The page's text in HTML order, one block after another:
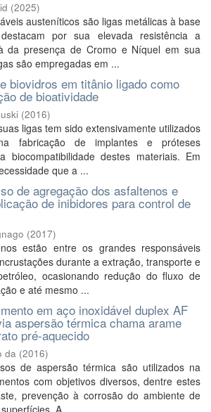
(2025)
austeníticos são ligas metálicas à base
por sua elevada resistência a
da presença de Cromo e Níquel em sua
são empregadas em ...
biovidros em titânio ligado como
de bioatividade
(2016)
ligas tem sido extensivamente utilizados
fabricação de implantes e próteses
biocompatibilidade destes materiais. Em
que a ...
de agregação dos asfaltenos e
de inibidores para control de
(2017)
estão entre os grandes responsáveis
durante a extração, transporte e
ocasionando redução do fluxo de
e até mesmo ...
em aço inoxidável duplex AF
aspersão térmica chama arame
pré-aquecido
da (2016)
de aspersão térmica são utilizados na
com objetivos diversos, dentre estes
prevenção à corrosão do ambiente de
A ...